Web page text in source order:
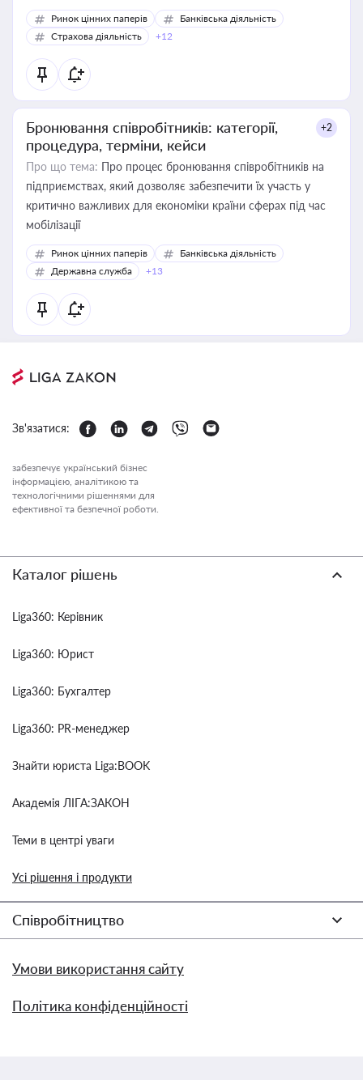
Ринок цінних паперів
Банківська діяльність
Страхова діяльність
+12
Бронювання співробітників: категорії,
процедура, терміни, кейси
+2
Про що тема: Про процес бронювання співробітників на
підприємствах, який дозволяє забезпечити їх участь у
критично важливих для економіки країни сферах під час
мобілізації
Ринок цінних паперів
Банківська діяльність
Державна служба
+13
Зв'язатися:
забезпечує український бізнес
інформацією, аналітикою та
технологічними рішеннями для
ефективної та безпечної роботи.
Каталог рішень
Liga360: Керівник
Liga360: Юрист
Liga360: Бухгалтер
Liga360: PR-менеджер
Знайти юриста Liga:BOOK
Академія ЛІГА:ЗАКОН
Теми в центрі уваги
Усі рішення і продукти
Співробітництво
Умови використання сайту
Політика конфіденційності